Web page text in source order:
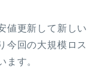
値更新して新しい
今回の大規模ロス
ます。